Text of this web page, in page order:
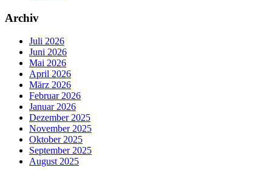
Archiv
Juli 2026
Juni 2026
Mai 2026
April 2026
März 2026
Februar 2026
Januar 2026
Dezember 2025
November 2025
Oktober 2025
September 2025
August 2025